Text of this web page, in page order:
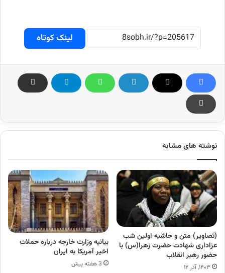
لینک کوتاه
نوشته های مشابه
(تصاویر) متن و حاشیه اولین شب
عزاداری شهادت حضرت زهرا(س) با
حضور رهبر انقلاب
۱۴۰۳, آذر ۱۲
بیانیه وزارت خارجه درباره حملات
اخیر آمریکا به ایران
3 هفته پیش